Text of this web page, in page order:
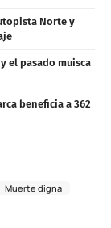
Norte y
el pasado muisca
beneficia a 362
Muerte digna